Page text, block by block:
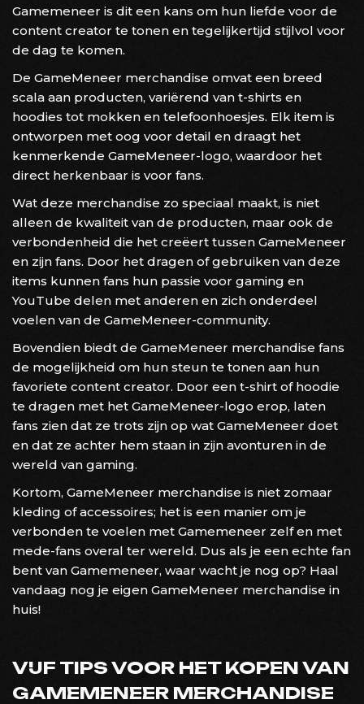
Gamemeneer is dit een kans om hun liefde voor de
content creator te tonen en tegelijkertijd stijlvol voor
de dag te komen.
De GameMeneer merchandise omvat een breed
scala aan producten, variërend van t-shirts en
hoodies tot mokken en telefoonhoesjes. Elk item is
ontworpen met oog voor detail en draagt het
kenmerkende GameMeneer-logo, waardoor het
direct herkenbaar is voor fans.
Wat deze merchandise zo speciaal maakt, is niet
alleen de kwaliteit van de producten, maar ook de
verbondenheid die het creëert tussen GameMeneer
en zijn fans. Door het dragen of gebruiken van deze
items kunnen fans hun passie voor gaming en
YouTube delen met anderen en zich onderdeel
voelen van de GameMeneer-community.
Bovendien biedt de GameMeneer merchandise fans
de mogelijkheid om hun steun te tonen aan hun
favoriete content creator. Door een t-shirt of hoodie
te dragen met het GameMeneer-logo erop, laten
fans zien dat ze trots zijn op wat GameMeneer doet
en dat ze achter hem staan in zijn avonturen in de
wereld van gaming.
Kortom, GameMeneer merchandise is niet zomaar
kleding of accessoires; het is een manier om je
verbonden te voelen met Gamemeneer zelf en met
mede-fans overal ter wereld. Dus als je een echte fan
bent van Gamemeneer, waar wacht je nog op? Haal
vandaag nog je eigen GameMeneer merchandise in
huis!
VIJF TIPS VOOR HET KOPEN VAN
GAMEMENEER MERCHANDISE